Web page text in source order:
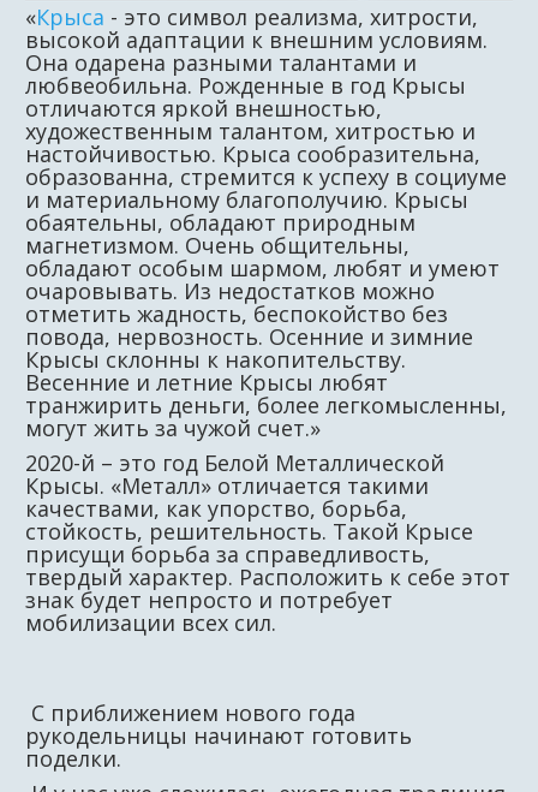
«Крыса - это символ реализма, хитрости,
высокой адаптации к внешним условиям.
Она одарена разными талантами и
любвеобильна. Рожденные в год Крысы
отличаются яркой внешностью,
художественным талантом, хитростью и
настойчивостью. Крыса сообразительна,
образованна, стремится к успеху в социуме
и материальному благополучию. Крысы
обаятельны, обладают природным
магнетизмом. Очень общительны,
обладают особым шармом, любят и умеют
очаровывать. Из недостатков можно
отметить жадность, беспокойство без
повода, нервозность. Осенние и зимние
Крысы склонны к накопительству.
Весенние и летние Крысы любят
транжирить деньги, более легкомысленны,
могут жить за чужой счет.»
2020-й – это год Белой Металлической
Крысы. «Металл» отличается такими
качествами, как упорство, борьба,
стойкость, решительность. Такой Крысе
присущи борьба за справедливость,
твердый характер. Расположить к себе этот
знак будет непросто и потребует
мобилизации всех сил.
С приближением нового года
рукодельницы начинают готовить
поделки.